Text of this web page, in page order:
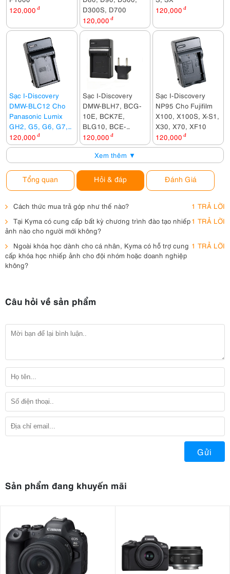
120,000 đ
D300S, D700
120,000 đ
120,000 đ
Sạc I-Discovery
DMW-BLC12 Cho
Panasonic Lumix
GH2, G5, G6, G7,
FZ200, FZ1000,
FZ2000, GX8,
120,000 đ
Sạc I-Discovery
DMW-BLH7, BCG-
10E, BCK7E,
BLG10, BCE-
10E, BCF10E
120,000 đ
Sạc I-Discovery
NP95 Cho Fujifilm
X100, X100S, X-S1,
X30, X70, XF10
120,000 đ
Xem thêm ▼
Tổng quan Hỏi & đáp Đánh Giá
Cách thức mua trả góp như thế nào?
1 TRẢ LỜI
Tại Kyma có cung cấp bất kỳ chương trình đào tạo nhiếp
ảnh nào cho người mới không?
1 TRẢ LỜI
Ngoài khóa học dành cho cá nhân, Kyma có hỗ trợ cung
cấp khóa học nhiếp ảnh cho đội nhóm hoặc doanh nghiệp
không?
1 TRẢ LỜI
Câu hỏi về sản phẩm
Gửi
Sản phẩm đang khuyến mãi